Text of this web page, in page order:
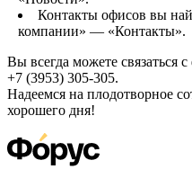
Контакты офисов вы
компании» — «Контакты».
Вы всегда можете связаться
+7 (3953) 305-305.
Надеемся на плодотворное
хорошего дня!